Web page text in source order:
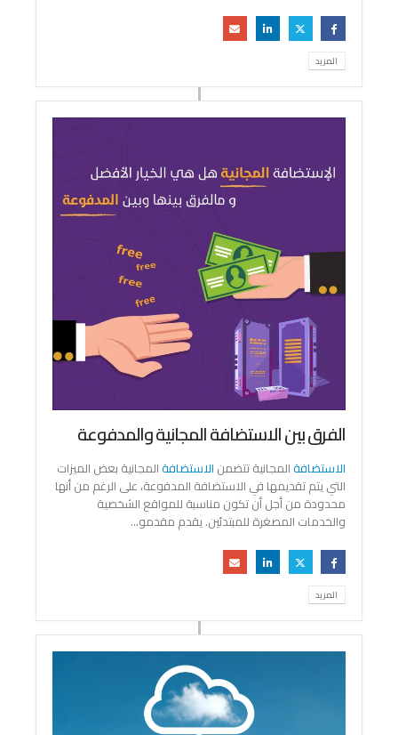
المزيد
الفرق بين الاستضافة المجانية والمدفوعة
الاستضافة المجانية تتضمن الاستضافة المجانية بعض الميزات
التي يتم تقديمها في الاستضافة المدفوعة، على الرغم من أنها
محدودة من أجل أن تكون مناسبة للمواقع الشخصية
والخدمات المصغرة للمبتدئين. يقدم مقدمو...
المزيد